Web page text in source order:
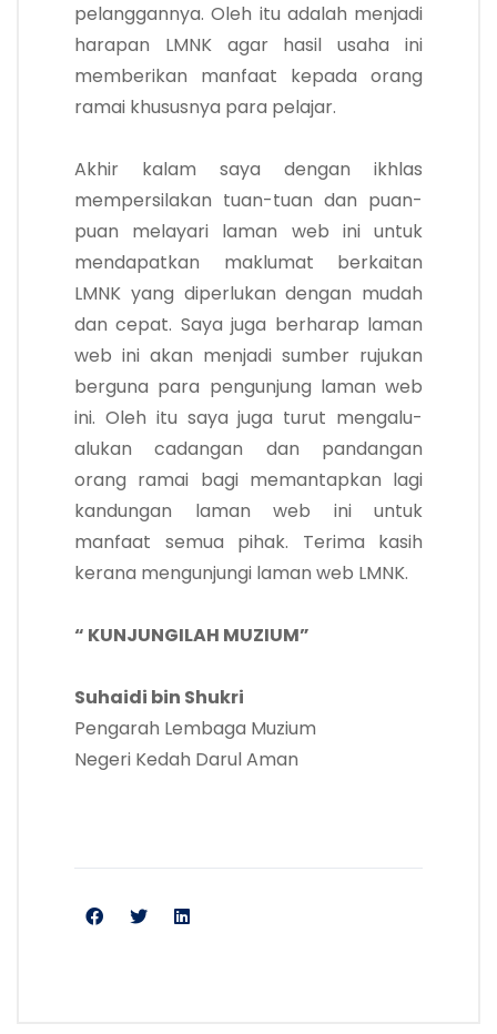
pelanggannya. Oleh itu adalah menjadi
harapan LMNK agar hasil usaha ini
memberikan manfaat kepada orang
ramai khususnya para pelajar.
Akhir kalam saya dengan ikhlas
mempersilakan tuan-tuan dan puan-
puan melayari laman web ini untuk
mendapatkan maklumat berkaitan
LMNK yang diperlukan dengan mudah
dan cepat. Saya juga berharap laman
web ini akan menjadi sumber rujukan
berguna para pengunjung laman web
ini. Oleh itu saya juga turut mengalu-
alukan cadangan dan pandangan
orang ramai bagi memantapkan lagi
kandungan laman web ini untuk
manfaat semua pihak. Terima kasih
kerana mengunjungi laman web LMNK.
“ KUNJUNGILAH MUZIUM”
Suhaidi bin Shukri
Pengarah Lembaga Muzium
Negeri Kedah Darul Aman